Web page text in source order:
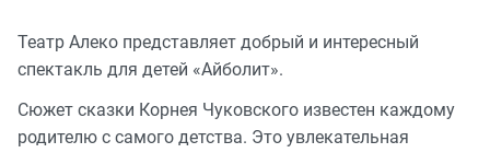
Театр Алеко представляет добрый и интересный
спектакль для детей «Айболит».
Сюжет сказки Корнея Чуковского известен каждому
родителю с самого детства. Это увлекательная